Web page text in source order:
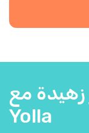
زهيدة مع
Yolla